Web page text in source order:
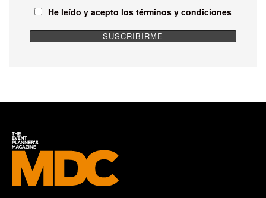
He leído y acepto los términos y condiciones